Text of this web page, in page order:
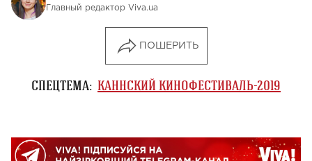
Главный редактор Viva.ua
ПОШЕРИТЬ
СПЕЦТЕМА: КАННСКИЙ КИНОФЕСТИВАЛЬ-2019